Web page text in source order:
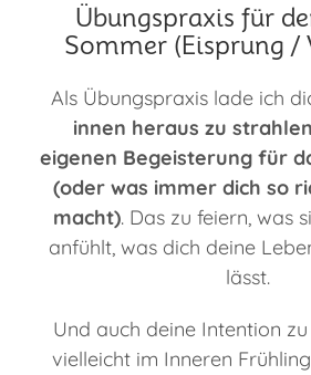
Übungspraxis für
Sommer (Eisprung
Als Übungspraxis lade ich
innen heraus zu
eigenen Begeisterung für
(oder was immer dich so
macht). Das zu feiern, was
anfühlt, was dich deine
lässt.
Und auch deine Intention
vielleicht im Inneren